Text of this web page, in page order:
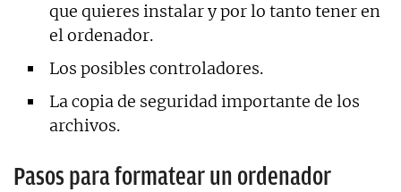
que quieres instalar y por lo tanto tener en
el ordenador.
Los posibles controladores.
La copia de seguridad importante de los
archivos.
Pasos para formatear un ordenador